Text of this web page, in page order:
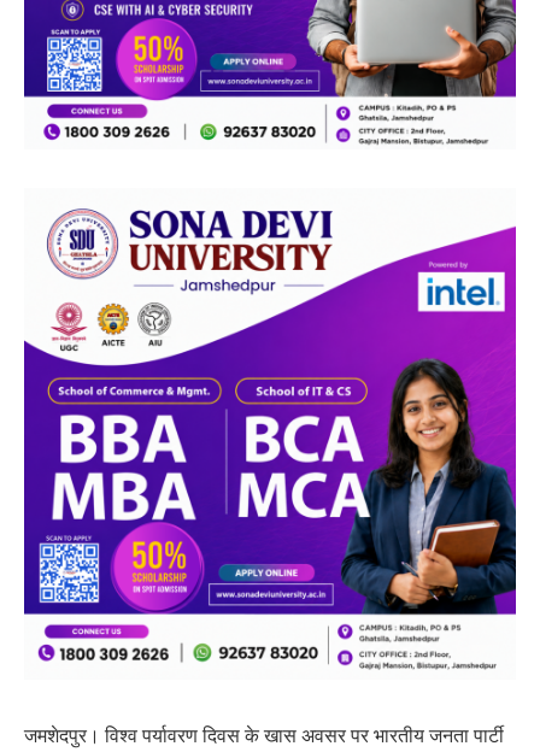
जमशेदपुर। विश्व पर्यावरण दिवस के खास अवसर पर भारतीय जनता पार्टी